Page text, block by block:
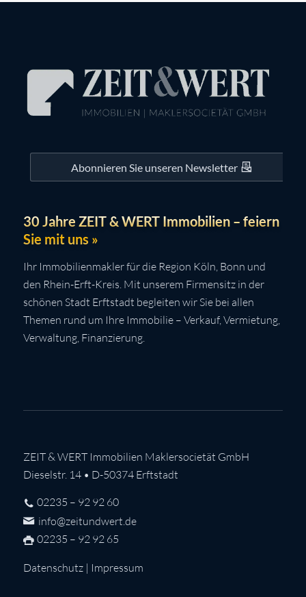
Abonnieren Sie unseren Newsletter
30 Jahre ZEIT & WERT Immobilien – feiern
Sie mit uns »
Ihr Immobilienmakler für die Region Köln, Bonn und
den Rhein-Erft-Kreis. Mit unserem Firmensitz in der
schönen Stadt Erftstadt begleiten wir Sie bei allen
Themen rund um Ihre Immobilie – Verkauf, Vermietung,
Verwaltung, Finanzierung.
ZEIT & WERT Immobilien Maklersocietät GmbH
Dieselstr. 14 • D-50374 Erftstadt
02235 – 92 92 60
info@zeitundwert.de
02235 – 92 92 65
Datenschutz| Impressum